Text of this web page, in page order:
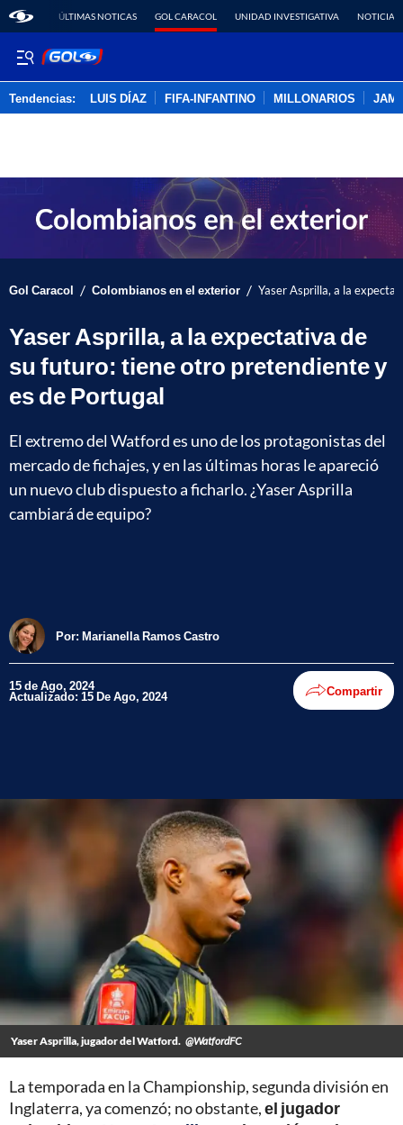
ÚLTIMAS NOTICAS GOL CARACOL UNIDAD INVESTIGATIVA NOTICIAS
Tendencias: LUIS DÍAZ FIFA-INFANTINO MILLONARIOS
Gol Caracol / Colombianos en el exterior / Yaser Asprilla, a la
Yaser Asprilla, a la expectativa de
su futuro: tiene otro pretendiente y
es de Portugal
El extremo del Watford es uno de los protagonistas del
mercado de fichajes, y en las últimas horas le apareció
un nuevo club dispuesto a ficharlo. ¿Yaser Asprilla
cambiará de equipo?
Por: Marianella Ramos Castro
15 de Ago, 2024
Actualizado: 15 De Ago, 2024 Compartir
Yaser Asprilla, jugador del Watford. @WatfordFC
La temporada en la Championship, segunda división en
Inglaterra, ya comenzó; no obstante,el jugador